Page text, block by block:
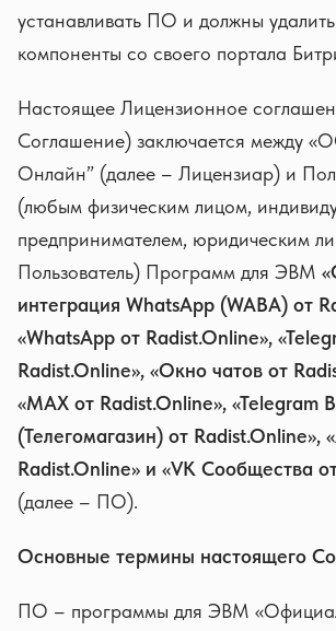
устанавливать ПО и должны
компоненты со своего портала
Настоящее Лицензионное
Соглашение) заключается между
Онлайн” (далее – Лицензиар) и
(любым физическим лицом,
предпринимателем, юридическим
Пользователь) Программ для ЭВМ
интеграция WhatsApp (WABA) от
«WhatsApp от Radist.Online»,
Radist.Online», «Окно чатов от
«MAX от Radist.Online», «Telegram
(Телегомагазин) от Radist.Online»,
Radist.Online» и «VK Сообщества
(далее – ПО).
Основные термины настоящего
ПО – программы для ЭВМ